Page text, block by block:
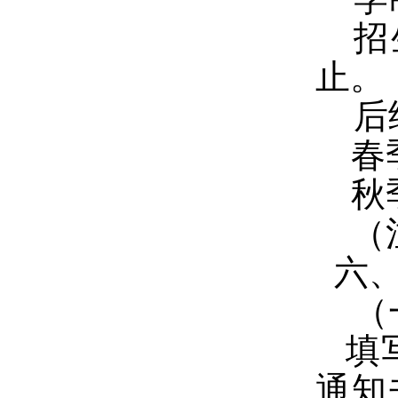
止。
春
秋
六
填
通